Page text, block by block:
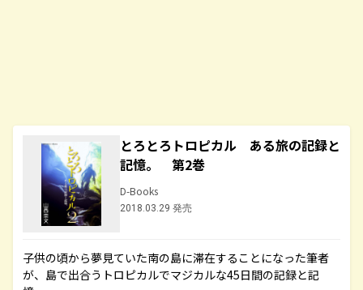
とろとろトロピカル ある旅の記録と
記憶。 第2巻
D-Books
2018.03.29 発売
子供の頃から夢見ていた南の島に滞在することになった筆者
が、島で出合うトロピカルでマジカルな45日間の記録と記